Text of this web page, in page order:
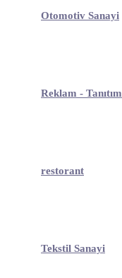
Otomotiv Sanayi
Reklam - Tanıtım
restorant
Tekstil Sanayi